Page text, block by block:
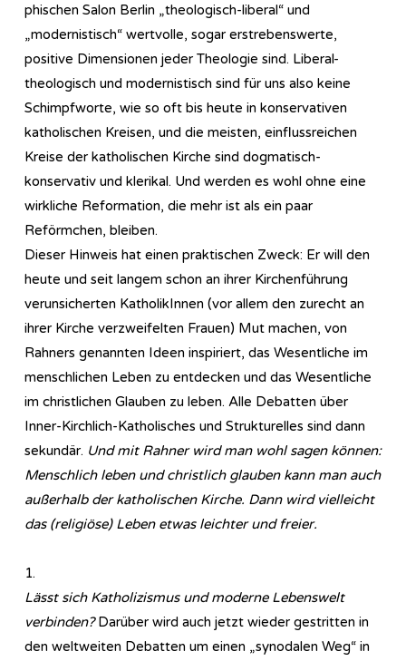
phi­sch­en Salon Berlin „theologisch-liberal“ und
„modernistisch“ wertvolle, sogar erstrebenswerte,
positive Dimensionen jeder Theologie sind. Liberal-
theologisch und modernistisch sind für uns also keine
Schimpfworte, wie so oft bis heute in konservativen
katholischen Kreisen, und die meisten, einflussreichen
Kreise der katholischen Kirche sind dogmatisch-
konservativ und klerikal. Und werden es wohl ohne eine
wirkliche Reformation, die mehr ist als ein paar
Reförmchen, bleiben.
Dieser Hinweis hat einen praktischen Zweck: Er will den
heute und seit langem schon an ihrer Kirchenführung
verunsicherten KatholikInnen (vor allem den zurecht an
ihrer Kirche verzweifelten Frauen) Mut machen, von
Rahners genannten Ideen inspiriert, das Wesentliche im
menschlichen Leben zu entdecken und das Wesentliche
im christlichen Glauben zu leben. Alle Debatten über
Inner-Kirchlich-Katholisches und Strukturelles sind dann
sekundär. Und mit Rahner wird man wohl sagen können:
Menschlich leben und christlich glauben kann man auch
außerhalb der katholischen Kirche. Dann wird vielleicht
das (religiöse) Leben etwas leichter und freier.
1.
Lässt sich Katholizismus und moderne Lebenswelt
verbinden?Darüber wird auch jetzt wieder gestritten in
den weltweiten Debatten um einen „synodalen Weg“ in